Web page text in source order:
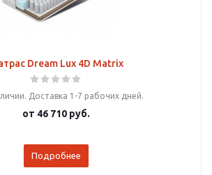
Dream Lux 4D Matrix
Доставка 1-7 рабочих дней.
от 46 710 руб.
Подробнее